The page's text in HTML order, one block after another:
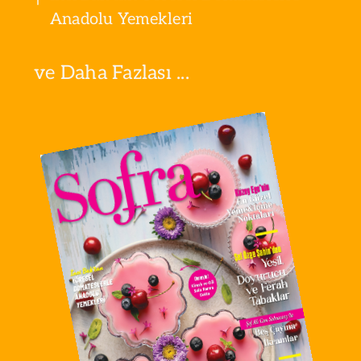
Anadolu Yemekleri
ve Daha Fazlası ...